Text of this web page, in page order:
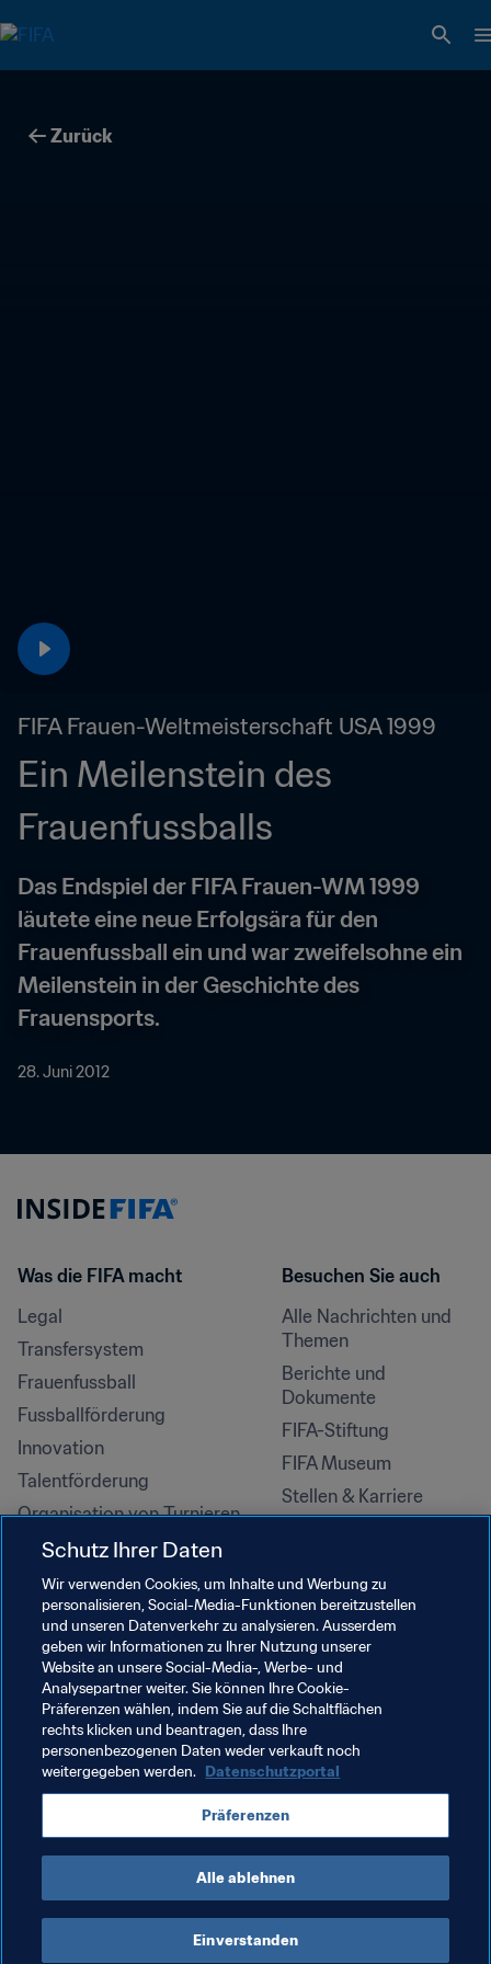
Zurück
FIFA Frauen-Weltmeisterschaft USA 1999
Ein Meilenstein des
Frauenfussballs
Das Endspiel der FIFA Frauen-WM 1999
läutete eine neue Erfolgsära für den
Frauenfussball ein und war zweifelsohne ein
Meilenstein in der Geschichte des
Frauensports.
28. Juni 2012
Was die FIFA macht
Legal
Transfersystem
Frauenfussball
Fussballförderung
Innovation
Talentförderung
Organisation von Turnieren
Nachhaltigkeit
Menschenrechte und
Antidiskriminierung
Gesundheit und Medizin
Bildungsinitiativen
Besuchen Sie auch
Alle Nachrichten und
Themen
Berichte und
Dokumente
FIFA-Stiftung
FIFA Museum
Stellen & Karriere
NUTZUNGSBEDINGUNGEN
FIFA-DATENSCHUTZPORTAL
DOWNLOADS
COOKIE-EINSTELLUNGEN
Urheberrechte © 1994–2025 FIFA. Alle Rechte vorbehalten.
Schutz Ihrer Daten
Wir verwenden Cookies, um Inhalte und Werbung zu
personalisieren, Social-Media-Funktionen bereitzustellen
und unseren Datenverkehr zu analysieren. Ausserdem
geben wir Informationen zu Ihrer Nutzung unserer
Website an unsere Social-Media-, Werbe- und
Analysepartner weiter. Sie können Ihre Cookie-
Präferenzen wählen, indem Sie auf die Schaltflächen
rechts klicken und beantragen, dass Ihre
personenbezogenen Daten weder verkauft noch
weitergegeben werden. Datenschutzportal
Präferenzen
Alle ablehnen
Einverstanden